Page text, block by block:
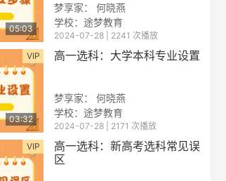
05:03
梦享家： 何晓燕
学校：途梦教育
2024-07-28 | 2241 次播放
VIP
03:32
高一选科：大学本科专业设置
梦享家： 何晓燕
学校：途梦教育
2024-07-28 | 2171 次播放
VIP
高一选科：新高考选科常见误
区